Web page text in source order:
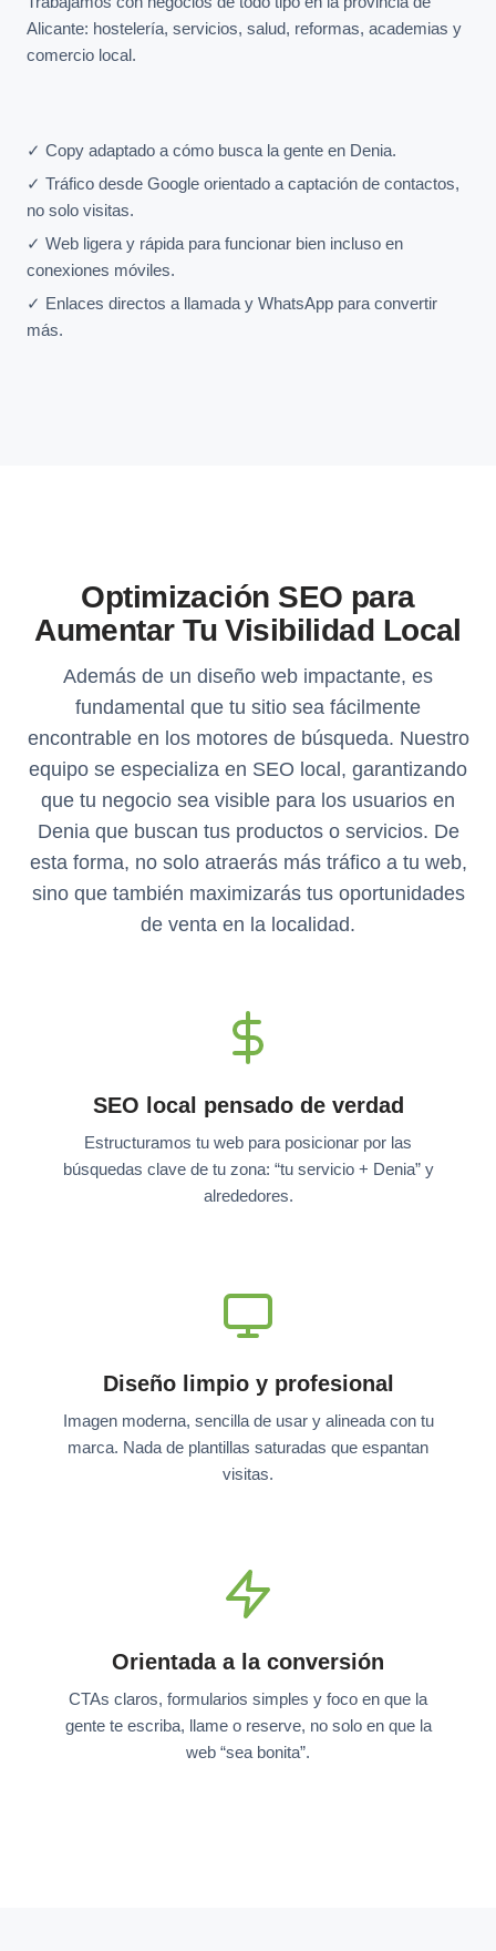
Alicante: hostelería, servicios, salud, reformas, academias y
comercio local.
✓ Copy adaptado a cómo busca la gente en Denia.
✓ Tráfico desde Google orientado a captación de contactos,
no solo visitas.
✓ Web ligera y rápida para funcionar bien incluso en
conexiones móviles.
✓ Enlaces directos a llamada y WhatsApp para convertir
más.
Optimización SEO para
Aumentar Tu Visibilidad Local
Además de un diseño web impactante, es
fundamental que tu sitio sea fácilmente
encontrable en los motores de búsqueda. Nuestro
equipo se especializa en SEO local, garantizando
que tu negocio sea visible para los usuarios en
Denia que buscan tus productos o servicios. De
esta forma, no solo atraerás más tráfico a tu web,
sino que también maximizarás tus oportunidades
de venta en la localidad.
SEO local pensado de verdad
Estructuramos tu web para posicionar por las
búsquedas clave de tu zona: “tu servicio + Denia” y
alrededores.
Diseño limpio y profesional
Imagen moderna, sencilla de usar y alineada con tu
marca. Nada de plantillas saturadas que espantan
visitas.
Orientada a la conversión
CTAs claros, formularios simples y foco en que la
gente te escriba, llame o reserve, no solo en que la
web “sea bonita”.